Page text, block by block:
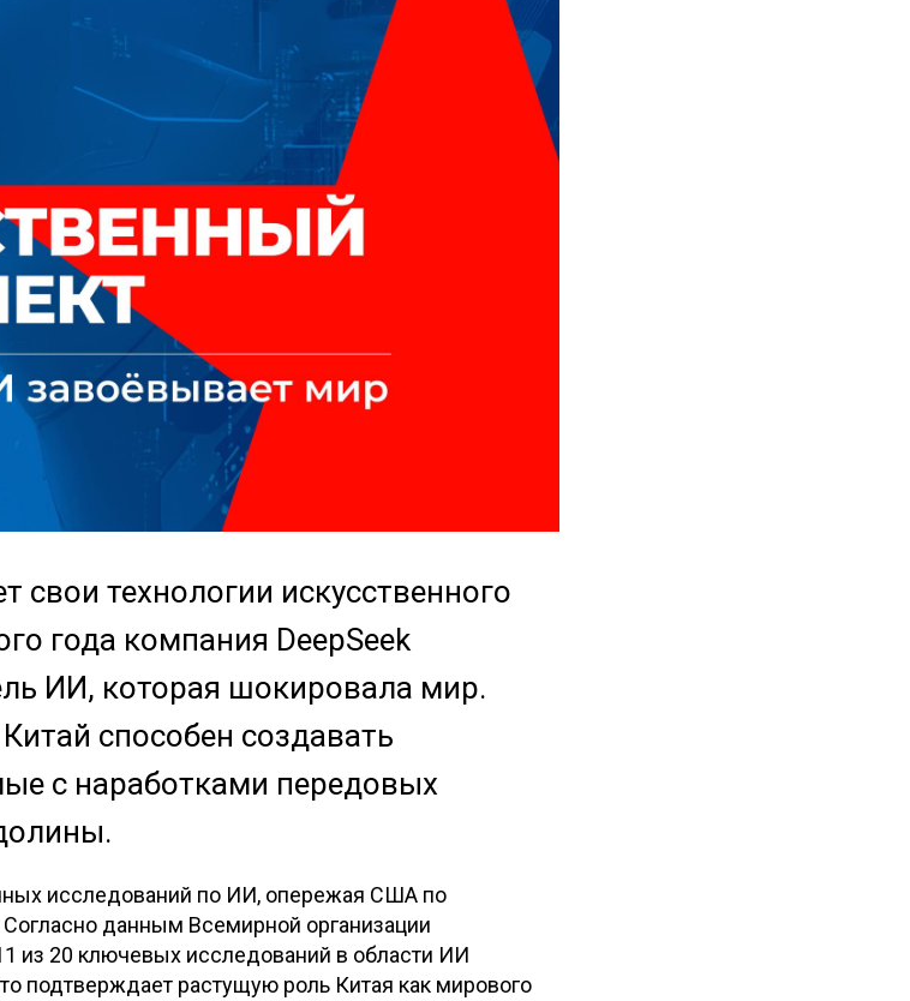
свои технологии искусственного
года компания DeepSeek
ИИ, которая шокировала мир.
способен создавать
с наработками передовых
исследований по ИИ, опережая США по
Согласно данным Всемирной организации
из 20 ключевых исследований в области ИИ
подтверждает растущую роль Китая как мирового